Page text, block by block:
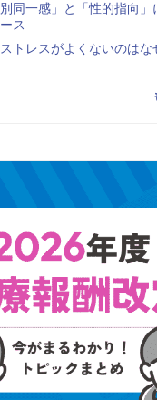
同一感」と「性的指向」
ス
トレスがよくないのはな